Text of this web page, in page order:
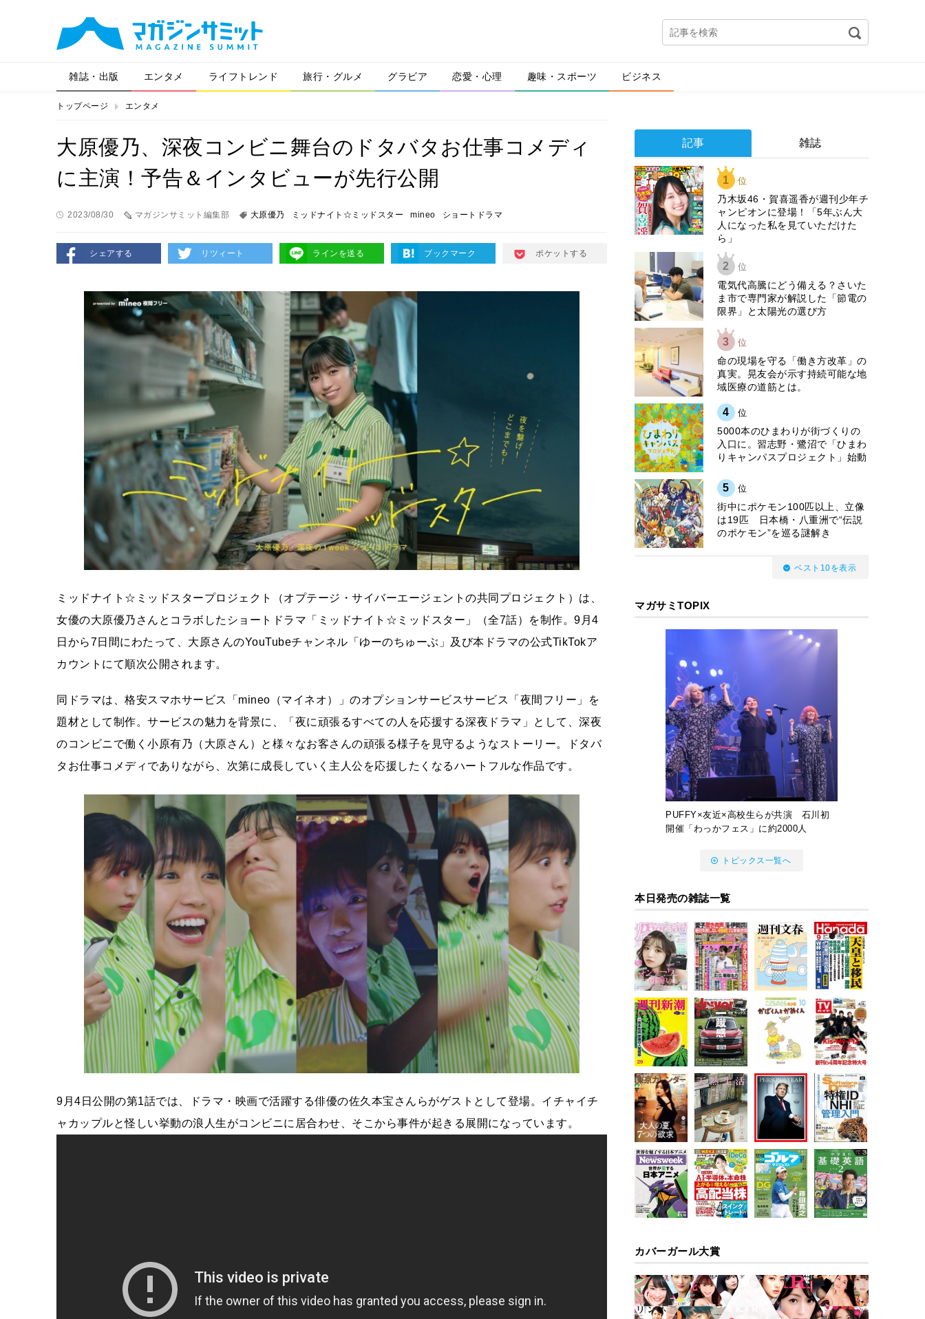
雑誌・出版 エンタメ ライフトレンド 旅行・グルメ グラビア 恋愛・心理 趣味・スポーツ ビジネス
トップページ エンタメ
大原優乃、深夜コンビニ舞台のドタバタお仕事コメディ
に主演！予告＆インタビューが先行公開
2023/08/30 マガジンサミット編集部 大原優乃 ミッドナイト☆ミッドスター mineo ショートドラマ
シェアする リツィート ラインを送る ブックマーク ポケットする
ミッドナイト☆ミッドスタープロジェクト（オプテージ・サイバーエージェントの共同プロジェクト）は、
女優の大原優乃さんとコラボしたショートドラマ「ミッドナイト☆ミッドスター」（全7話）を制作。9月4
日から7日間にわたって、大原さんのYouTubeチャンネル「ゆーのちゅーぶ」及び本ドラマの公式TikTokア
カウントにて順次公開されます。
同ドラマは、格安スマホサービス「mineo（マイネオ）」のオプションサービスサービス「夜間フリー」を
題材として制作。サービスの魅力を背景に、「夜に頑張るすべての人を応援する深夜ドラマ」として、深夜
のコンビニで働く小原有乃（大原さん）と様々なお客さんの頑張る様子を見守るようなストーリー。ドタバ
タお仕事コメディでありながら、次第に成長していく主人公を応援したくなるハートフルな作品です。
9月4日公開の第1話では、ドラマ・映画で活躍する俳優の佐久本宝さんらがゲストとして登場。イチャイチ
ャカップルと怪しい挙動の浪人生がコンビニに居合わせ、そこから事件が起きる展開になっています。
記事 雑誌
1 位
乃木坂46・賀喜遥香が週刊少年チ
ャンピオンに登場！「5年ぶん大
人になった私を見ていただけた
ら」
2 位
電気代高騰にどう備える？さいた
ま市で専門家が解説した「節電の
限界」と太陽光の選び方
3 位
​命の現場を守る「働き方改革」の
真実。晃友会が示す持続可能な地
域医療の道筋とは。
4 位
5000本のひまわりが街づくりの
入口に。習志野・鷺沼で「ひまわ
りキャンパスプロジェクト」始動
5 位
街中にポケモン100匹以上、立像
は19匹 日本橋・八重洲で“伝説
のポケモン”を巡る謎解き
ベスト10を表示
マガサミTOPIX
PUFFY×友近×高校生らが共演 石川初
開催「わっかフェス」に約2000人
トピックス一覧へ
本日発売の雑誌一覧
カバーガール大賞